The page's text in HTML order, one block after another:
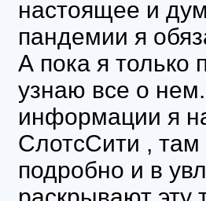
настоящее и
пандемии я
А пока я только
узнаю все о
информации я
СлотсСити ,
подробно и в